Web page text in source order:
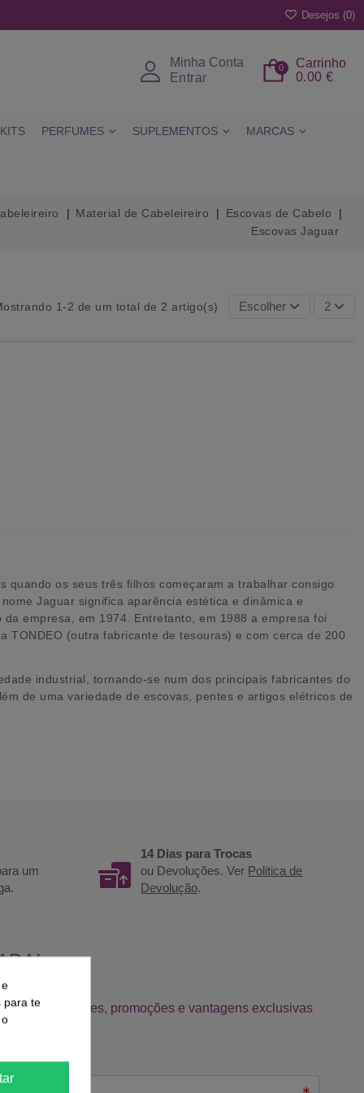
Desejos (0)
Minha Conta
Entrar
Carrinho
0
0.00 €
KITS PERFUMES SUPLEMENTOS MARCAS
Material de Cabeleireiro
Escovas de Cabelo
Escovas Jaguar
1-2 de um total de 2 artigo(s) Escolher 2
quando os seus três filhos começaram a trabalhar consigo
Jaguar significa aparência estética e dinâmica e
empresa, em 1974. Entretanto, em 1988 a empresa foi
TONDEO (outra fabricante de tesouras) e com cerca de 200
industrial, tornando-se num dos principais fabricantes do
de uma variedade de escovas, pentes e artigos elétricos de
um
14 Dias para Trocas
ou Devoluções. Ver Politica de
Devolução.
para te